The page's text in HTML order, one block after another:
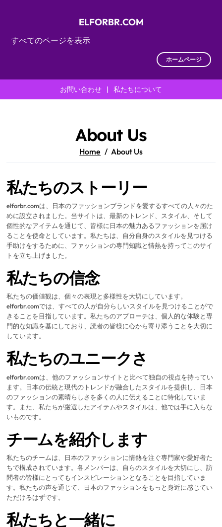
すべてのページを表示
ELFORBR.COM
ホームページ
お問い合わせ | 私たちについて
About Us
Home About Us
私たちのストーリー
elforbr.comは、日本のファッションブランドを愛するすべての人々のた
めに設立されました。当サイトは、最新のトレンド、スタイル、そして
個性的なアイテムを通じて、皆様に日本の魅力あるファッションを届け
ることを使命としています。私たちは、自分自身のスタイルを見つける
手助けをするために、ファッションの専門知識と情熱を持ってこのサイ
トを立ち上げました。
私たちの信念
私たちの価値観は、個々の表現と多様性を大切にしています。
elforbr.comでは、すべての人が自分らしいスタイルを見つけることがで
きることを目指しています。私たちのアプローチは、個人的な体験と専
門的な知識を基にしており、読者の皆様に心から寄り添うことを大切に
しています。
私たちのユニークさ
elforbr.comは、他のファッションサイトと比べて独自の視点を持ってい
ます。日本の伝統と現代のトレンドが融合したスタイルを提供し、日本
のファッションの素晴らしさを多くの人に伝えることに特化していま
す。また、私たちが厳選したアイテムやスタイルは、他では手に入らな
いものです。
チームを紹介します
私たちのチームは、日本のファッションに情熱を注ぐ専門家や愛好者た
ちで構成されています。各メンバーは、自らのスタイルを大切にし、訪
問者の皆様にとってもインスピレーションとなることを目指していま
す。私たちの声を通じて、日本のファッションをもっと身近に感じてい
ただけるはずです。
私たちと一緒に